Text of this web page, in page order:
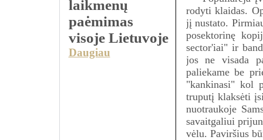
laikmenų
paėmimas
visoje Lietuvoje
Daugiau
rodyti klaidas.
jį nustato.
posektorinę
sector'iai" ir
jos ne visada
paliekame be
"kankinasi" kol
truputį klaksėti
nuotraukoje
savaitgaliui
vėlu. Paviršius